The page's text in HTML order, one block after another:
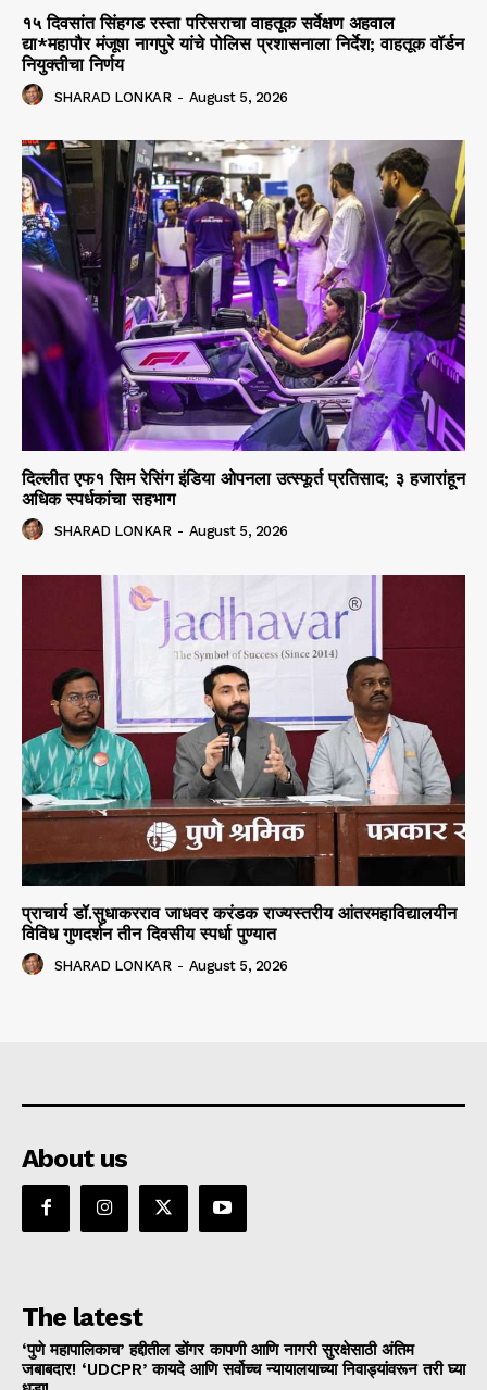
१५ दिवसांत सिंहगड रस्ता परिसराचा वाहतूक सर्वेक्षण अहवाल
द्या*महापौर मंजूषा नागपुरे यांचे पोलिस प्रशासनाला निर्देश; वाहतूक वॉर्डन
नियुक्तीचा निर्णय
SHARAD LONKAR - August 5, 2026
दिल्लीत एफ१ सिम रेसिंग इंडिया ओपनला उत्स्फूर्त प्रतिसाद; ३ हजारांहून
अधिक स्पर्धकांचा सहभाग
SHARAD LONKAR - August 5, 2026
प्राचार्य डॉ.सुधाकरराव जाधवर करंडक राज्यस्तरीय आंतरमहाविद्यालयीन
विविध गुणदर्शन तीन दिवसीय स्पर्धा पुण्यात
SHARAD LONKAR - August 5, 2026
About us
The latest
‘पुणे महापालिकाच’ हद्दीतील डोंगर कापणी आणि नागरी सुरक्षेसाठी अंतिम
जबाबदार! ‘UDCPR’ कायदे आणि सर्वोच्च न्यायालयाच्या निवाड्यांवरून तरी घ्या